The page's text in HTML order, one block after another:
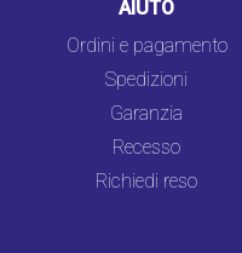
AIUTO
Ordini e pagamento
Spedizioni
Garanzia
Recesso
Richiedi reso